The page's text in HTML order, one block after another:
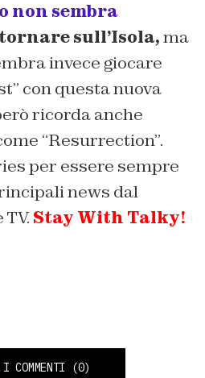
non sembra
sull’Isola,ma
invece giocare
con questa nuova
ricorda anche
“Resurrection”.
per essere sempre
news dal
Stay With Talky!
I COMMENTI (0)